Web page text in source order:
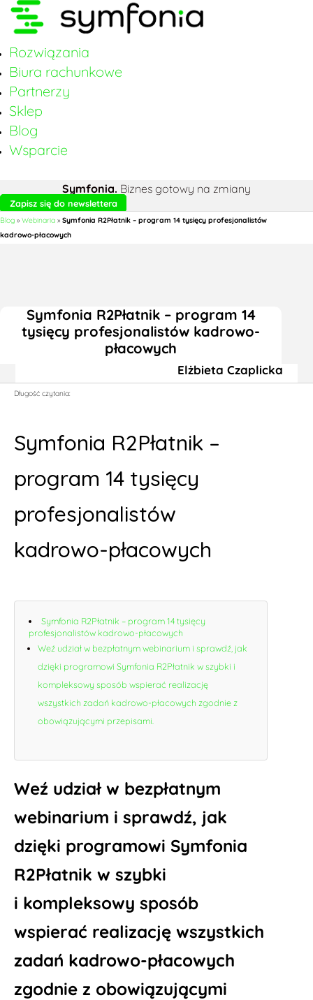
Rozwiązania
Biura rachunkowe
Partnerzy
Sklep
Blog
Wsparcie
Symfonia. Biznes gotowy na zmiany
Zapisz się do newslettera
Blog » Webinaria » Symfonia R2Płatnik – program 14 tysięcy profesjonalistów
kadrowo-płacowych
Symfonia R2Płatnik – program 14
tysięcy profesjonalistów kadrowo-
płacowych
Elżbieta Czaplicka
Długość czytania:
Symfonia R2Płatnik –
program 14 tysięcy
profesjonalistów
kadrowo-płacowych
Symfonia R2Płatnik – program 14 tysięcy
profesjonalistów kadrowo-płacowych
Weź udział w bezpłatnym webinarium i sprawdź, jak
dzięki programowi Symfonia R2Płatnik w szybki i
kompleksowy sposób wspierać realizację
wszystkich zadań kadrowo-płacowych zgodnie z
obowiązującymi przepisami.
Weź udział w bezpłatnym
webinarium i sprawdź, jak
dzięki programowi Symfonia
R2Płatnik w szybki
i kompleksowy sposób
wspierać realizację wszystkich
zadań kadrowo-płacowych
zgodnie z obowiązującymi